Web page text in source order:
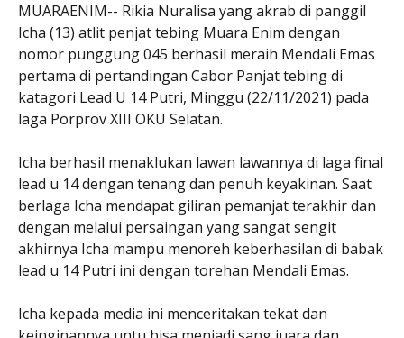
MUARAENIM-- Rikia Nuralisa yang akrab di panggil
Icha (13) atlit penjat tebing Muara Enim dengan
nomor punggung 045 berhasil meraih Mendali Emas
pertama di pertandingan Cabor Panjat tebing di
katagori Lead U 14 Putri, Minggu (22/11/2021) pada
laga Porprov XIII OKU Selatan.
Icha berhasil menaklukan lawan lawannya di laga final
lead u 14 dengan tenang dan penuh keyakinan. Saat
berlaga Icha mendapat giliran pemanjat terakhir dan
dengan melalui persaingan yang sangat sengit
akhirnya Icha mampu menoreh keberhasilan di babak
lead u 14 Putri ini dengan torehan Mendali Emas.
Icha kepada media ini menceritakan tekat dan